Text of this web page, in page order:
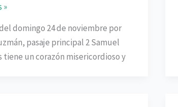
»
domingo 24 de noviembre por
pasaje principal 2 Samuel
tiene un corazón misericordioso y